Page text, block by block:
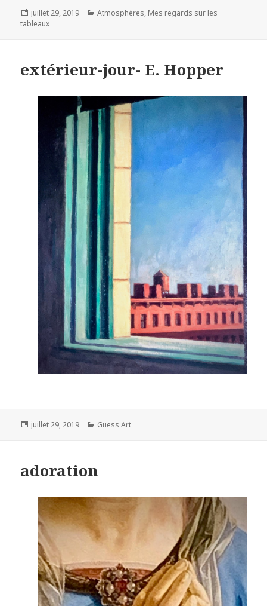
Posted
on
juillet 29, 2019 Categories
Atmosphères, Mes regards sur les
tableaux
extérieur-jour- E. Hopper
Posted
juillet 29, 2019 Categories
Guess Art
adoration